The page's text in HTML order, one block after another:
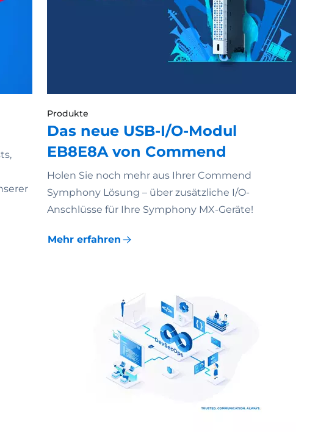
Produkte
Das neue USB-I/O-Modul
EB8E8A von Commend
Holen Sie noch mehr aus Ihrer Commend
Symphony Lösung – über zusätzliche I/O-
Anschlüsse für Ihre Symphony MX-Geräte!
Mehr erfahren